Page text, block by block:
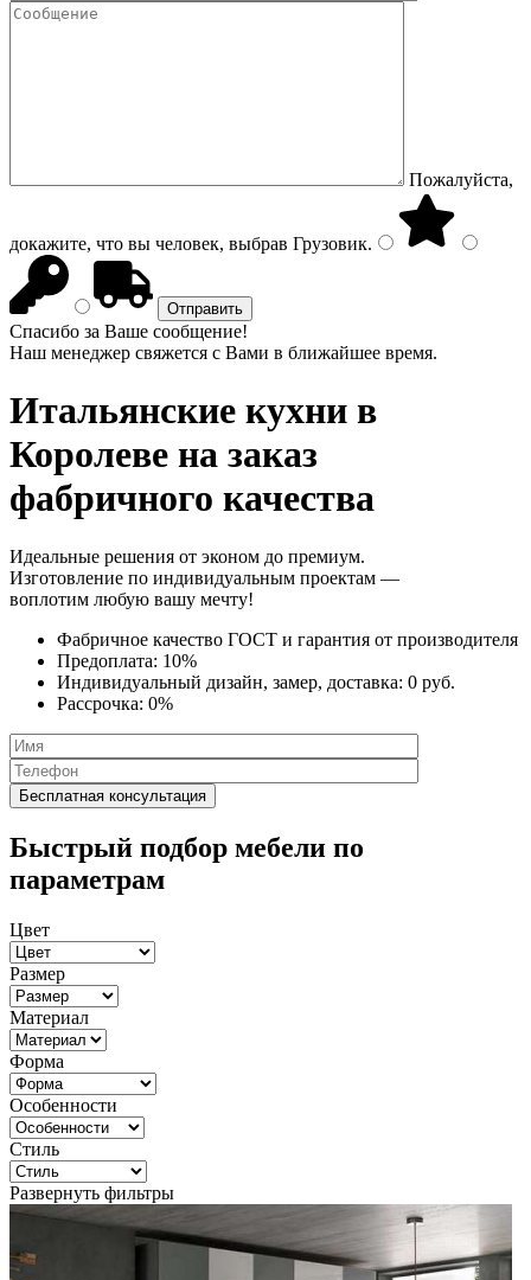
Пожалуйста,
докажите, что вы человек, выбрав Грузовик.
Спасибо за Ваше сообщение!
Наш менеджер свяжется с Вами в ближайшее время.
Итальянские кухни в
Королеве на заказ
фабричного качества
Идеальные решения от эконом до премиум.
Изготовление по индивидуальным проектам —
воплотим любую вашу мечту!
Фабричное качество ГОСТ и гарантия от производителя
Предоплата: 10%
Индивидуальный дизайн, замер, доставка: 0 руб.
Рассрочка: 0%
Быстрый подбор мебели по
параметрам
Цвет
Размер
Материал
Форма
Особенности
Стиль
Развернуть фильтры